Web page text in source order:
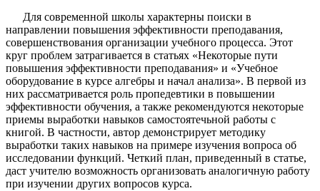
Для современной школы характерны поиски в
направлении повышения эффективности преподавания,
совершенствования организации учебного процесса. Этот
круг проблем затрагивается в статьях «Некоторые пути
повышения эффективности преподавания» и «Учебное
оборудование в курсе алгебры и начал анализа». В первой из
них рассматривается роль пропедевтики в повышении
эффективности обучения, а также рекомендуются некоторые
приемы выработки навыков самостоятечьной работы с
книгой. В частности, автор демонстрирует методику
выработки таких навыков на примере изучения вопроса об
исследовании функций. Четкий план, приведенный в статье,
даст учителю возможность организовать аналогичную работу
при изучении других вопросов курса.